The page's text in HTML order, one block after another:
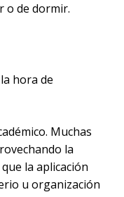
o de dormir.
hora de
Muchas
la
la aplicación
u organización